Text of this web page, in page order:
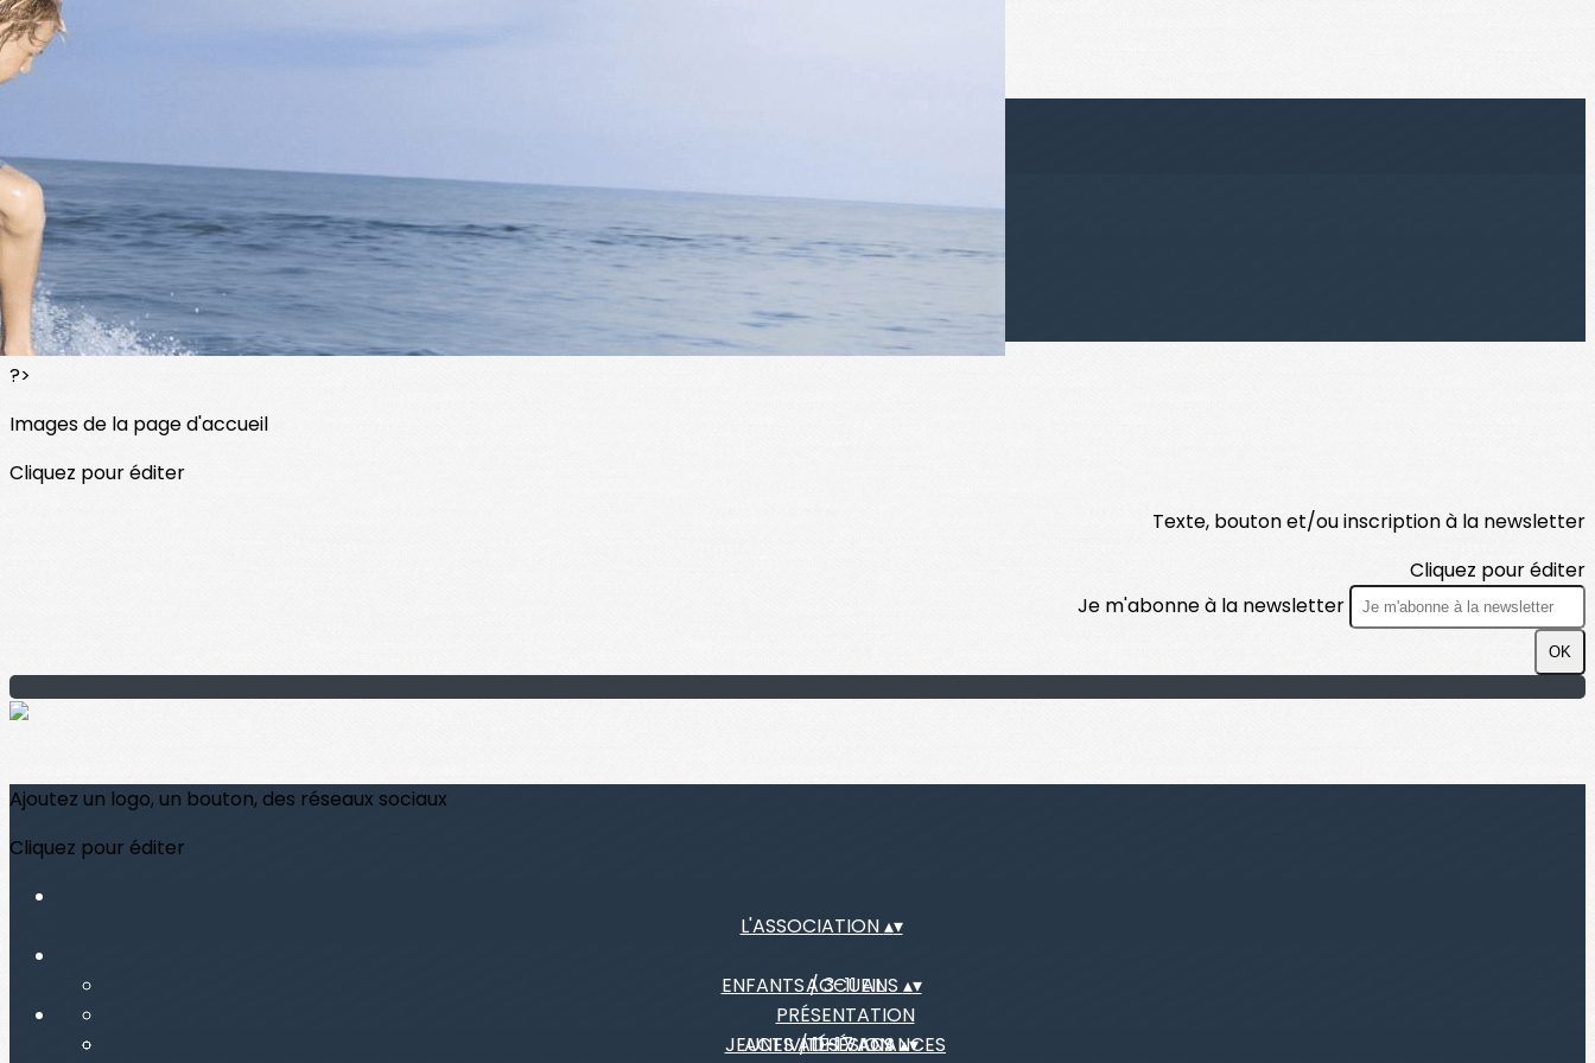
Exporter les lignes sélectionnées
Exporter toutes les colonnes
Menu
<
>
Accueil
Présentation
Adhésion
?>
Images de la page d'accueil
Cliquez pour éditer
Texte, bouton et/ou inscription à la newsletter
Cliquez pour éditer
Je m'abonne à la newsletter
OK
Ajoutez un logo, un bouton, des réseaux sociaux
Cliquez pour éditer
L'ASSOCIATION▴▾
ACCUEIL
PRÉSENTATION
ADHÉSION
ENFANTS / 3-11 ANS ▴▾
ACTIVITÉS VACANCES
JEUNES / 11-17 ANS▴▾